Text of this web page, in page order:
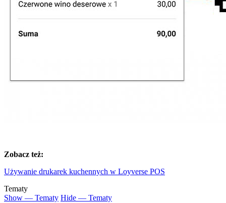
Zobacz też:
Używanie drukarek kuchennych w Loyverse POS
Tematy
Show — Tematy Hide — Tematy